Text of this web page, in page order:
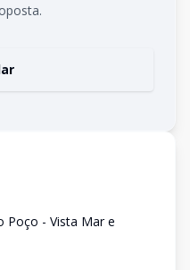
Poço - Vista Mar e